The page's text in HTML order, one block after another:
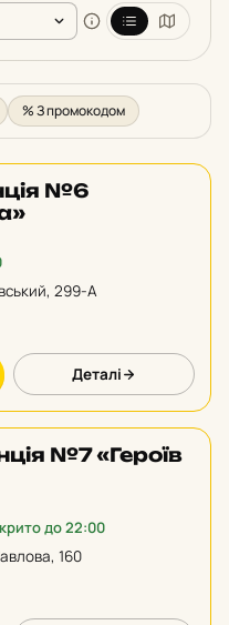
% З промокодом
№6
299-А
Деталі
№7 «Героїв
до 22:00
160